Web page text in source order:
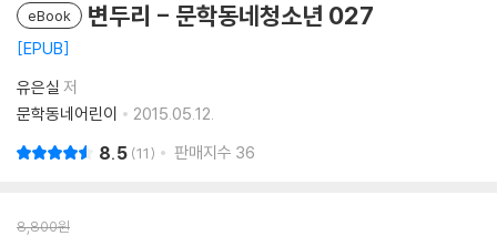
eBook 변두리 - 문학동네청소년 027
EPUB
유은실 저
문학동네어린이
2015.05.12.
8.5 11 판매지수 36
8,800원